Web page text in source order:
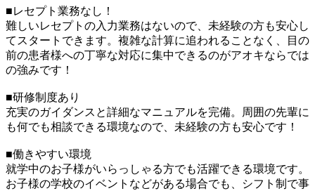
■レセプト業務なし！
難しいレセプトの入力業務はないので、未経験の方も安心し
てスタートできます。複雑な計算に追われることなく、目の
前の患者様への丁寧な対応に集中できるのがアオキならでは
の強みです！
■研修制度あり
充実のガイダンスと詳細なマニュアルを完備。周囲の先輩に
も何でも相談できる環境なので、未経験の方も安心です！
■働きやすい環境
就学中のお子様がいらっしゃる方でも活躍できる環境です。
お子様の学校のイベントなどがある場合でも、シフト制で事